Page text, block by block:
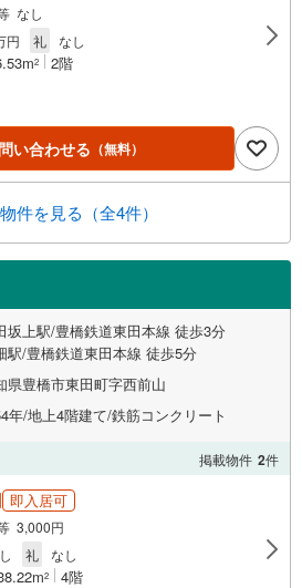
なし
円 礼 なし
2 2階
い合わせる （無料）
件を見る（全4件）
坂上駅/豊橋鉄道東田本線 徒歩3分
駅/豊橋鉄道東田本線 徒歩5分
県豊橋市東田町字西前山
年/地上4階建て/鉄筋コンクリート
掲載物件 2件
即入居可
3,000円
礼 なし
2 4階